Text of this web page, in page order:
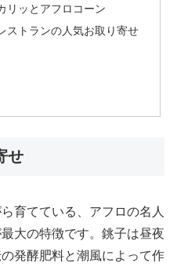
リッとアフロコーン
ストランの人気お取り寄せ
せ
育てている、アフロの名人
大の特徴です。銚子は昼夜
発酵肥料と潮風によって作